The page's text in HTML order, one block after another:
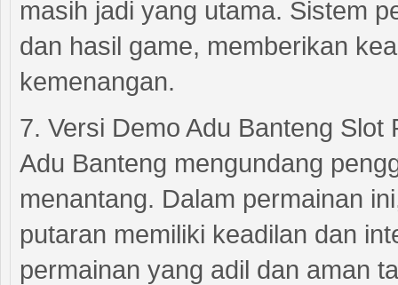
masih jadi yang utama. Sistem
dan hasil game, memberikan
kemenangan.
7. Versi Demo Adu Banteng Slot
Adu Banteng mengundang
menantang. Dalam permainan
putaran memiliki keadilan dan
permainan yang adil dan aman